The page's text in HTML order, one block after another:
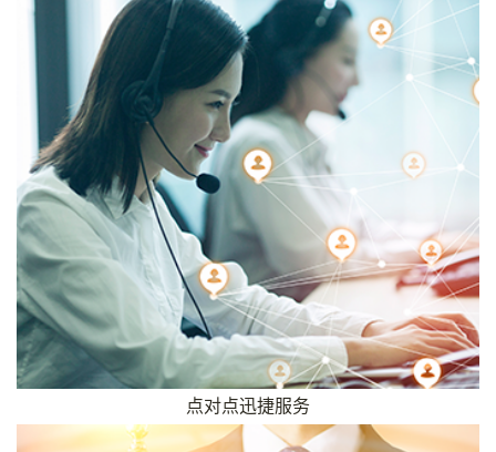
点对点迅捷服务